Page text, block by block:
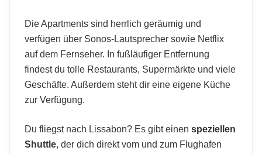
Die Apartments sind herrlich geräumig und
verfügen über Sonos-Lautsprecher sowie Netflix
auf dem Fernseher. In fußläufiger Entfernung
findest du tolle Restaurants, Supermärkte und viele
Geschäfte. Außerdem steht dir eine eigene Küche
zur Verfügung.
Du fliegst nach Lissabon? Es gibt einen speziellen
Shuttle, der dich direkt vom und zum Flughafen